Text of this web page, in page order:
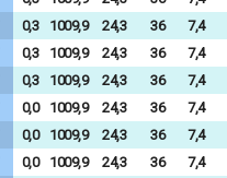
0,3 1009,9 24,3 36
7,4
0,3 1009,9 24,3 36
7,4
0,3 1009,9 24,3 36
7,4
0,0 1009,9 24,3 36
7,4
0,0 1009,9 24,3 36
7,4
0,0 1009,9 24,3 36
7,4